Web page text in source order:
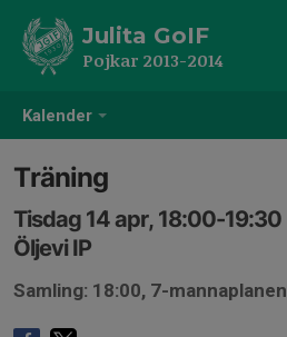
Kalender
Julita GoIF
Pojkar 2013-2014
Träning
Tisdag 14 apr, 18:00-19:30
Öljevi IP
Samling: 18:00, 7-mannaplanen